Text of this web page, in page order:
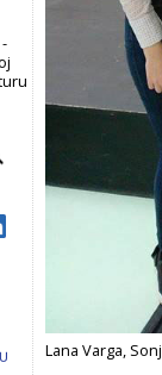
Lana Varga,